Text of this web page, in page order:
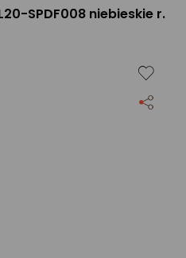
SPDF008 niebieskie r.